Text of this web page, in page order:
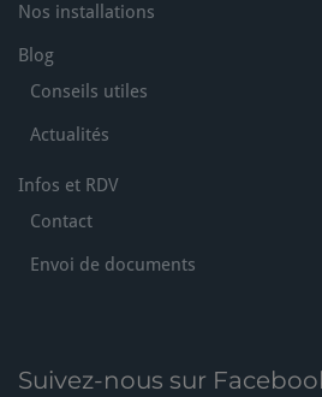
Nos installations
Blog
Conseils utiles
Actualités
Infos et RDV
Contact
Envoi de documents
Suivez-nous sur